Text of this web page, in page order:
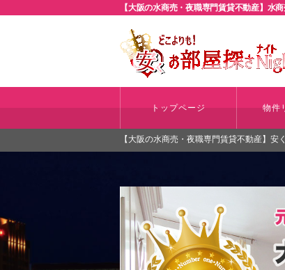
【大阪の水商売・夜職専門賃貸不動産】水
トップページ 物件
【大阪の水商売・夜職専門賃貸不動産】安